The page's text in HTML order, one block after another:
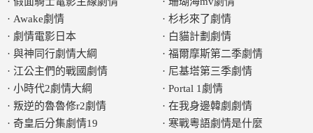
· Awake劇情
· 劇情電影日本
· 與神同行劇情大綱
· 江公主們的戰國劇情
· 小時代2劇情大綱
· 叛逆的魯魯修r2劇情
· 奇皇后分集劇情19
· 杉杉來了劇情
· 白貓計劃劇情
· 福爾摩斯第二季劇情
· 尼基塔第三季劇情
· Portal 1劇情
· 在我身邊韓劇劇情
· 寒戰粵語劇情是什麼